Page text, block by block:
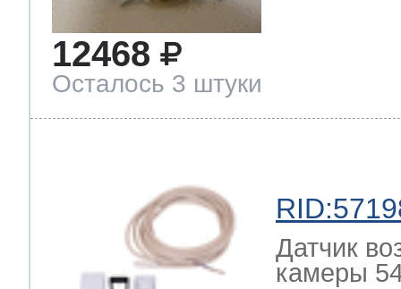
12468
Осталось 3 штуки
Датчик
камеры